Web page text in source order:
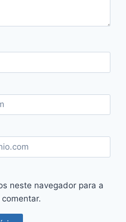
neste navegador para a